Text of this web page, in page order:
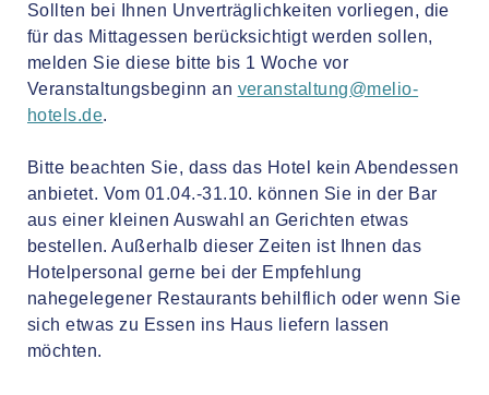
Sollten bei Ihnen Unverträglichkeiten vorliegen, die
für das Mittagessen berücksichtigt werden sollen,
melden Sie diese bitte bis 1 Woche vor
Veranstaltungsbeginn an veranstaltung@melio-
hotels.de.
Bitte beachten Sie, dass das Hotel kein Abendessen
anbietet. Vom 01.04.-31.10. können Sie in der Bar
aus einer kleinen Auswahl an Gerichten etwas
bestellen. Außerhalb dieser Zeiten ist Ihnen das
Hotelpersonal gerne bei der Empfehlung
nahegelegener Restaurants behilflich oder wenn Sie
sich etwas zu Essen ins Haus liefern lassen
möchten.